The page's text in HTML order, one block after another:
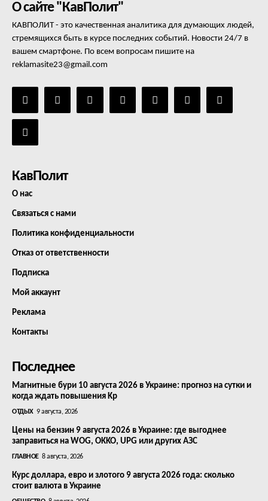
О сайте "КавПолит"
КАВПОЛИТ - это качественная аналитика для думающих людей,
стремящихся быть в курсе последних событий. Новости 24/7 в
вашем смартфоне. По всем вопросам пишите на
reklamasite23@gmail.com
КавПолит
О нас
Связаться с нами
Политика конфиденциальности
Отказ от ответственности
Подписка
Мой аккаунт
Реклама
Контакты
Последнее
Магнитные бури 10 августа 2026 в Украине: прогноз на сутки и
когда ждать повышения Kp
ОТДЫХ 9 августа, 2026
Цены на бензин 9 августа 2026 в Украине: где выгоднее
заправиться на WOG, OKKO, UPG или других АЗС
ГЛАВНОЕ 8 августа, 2026
Курс доллара, евро и злотого 9 августа 2026 года: сколько
стоит валюта в Украине